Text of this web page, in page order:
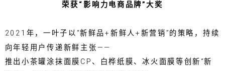
荣获“影响力电商品牌”大奖
2021年，一叶子以“新鲜品+新鲜人+新营销”的策略，持续
向年轻用户传递新鲜主张——
推出小茶罐涂抹面膜CP、白桦纸膜、冰火面膜等创新“新